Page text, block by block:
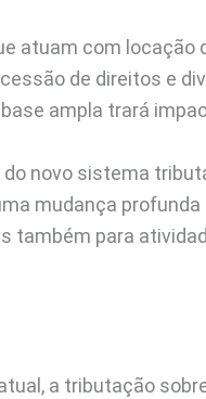
atuam com
de direitos e
ampla trará
novo sistema
mudança
também para
a tributação